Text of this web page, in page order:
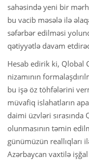
sahəsində yeni bir
bu vacib məsələ ilə
səfərbər edilməsi
qətiyyətlə davam
Hesab edirik ki, Qlobal
nizamının
bu işə öz töhfələrini
müvafiq islahatların
daimi üzvləri
olunmasının təmin
günümüzün reallıqları
Azərbaycan vaxtilə